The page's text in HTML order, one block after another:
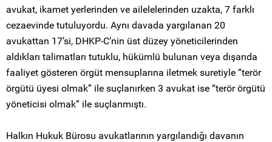
avukat, ikamet yerlerinden ve ailelelerinden uzakta, 7 farklı
cezaevinde tutuluyordu. Aynı davada yargılanan 20
avukattan 17’si, DHKP-C’nin üst düzey yöneticilerinden
aldıkları talimatları tutuklu, hükümlü bulunan veya dışarıda
faaliyet gösteren örgüt mensuplarına iletmek suretiyle “terör
örgütü üyesi olmak” ile suçlanırken 3 avukat ise “terör örgütü
yöneticisi olmak” ile suçlanmıştı.
Halkın Hukuk Bürosu avukatlarının yargılandığı davanın